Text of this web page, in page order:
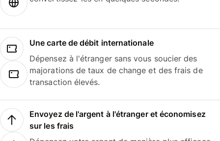
Une carte de débit internationale
Dépensez à l'étranger sans vous soucier des
majorations de taux de change et des frais de
transaction élevés.
Envoyez de l'argent à l'étranger et économisez
sur les frais